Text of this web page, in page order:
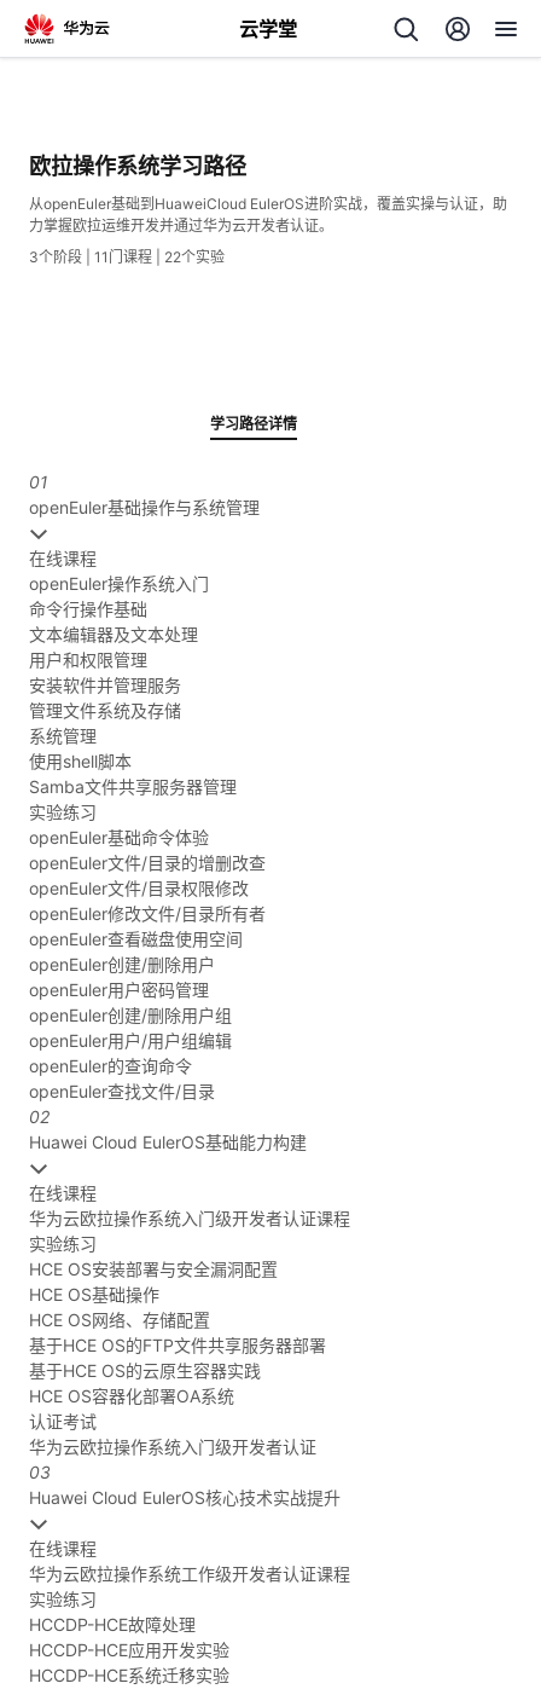
云学堂
心
学
习
路
径
在
线
课
程
云
实
验
我
的
活
动
我
的
关
注
伙
伴
赋
能
的
课
程
我
的
认
证
我
的
实
验
我
的
收
云
认
证
查
看
更
多
实
战
营
资
讯
欧拉操作系统学习路径
从openEuler基础到HuaweiCloud EulerOS进阶实战，覆盖实操与认证，助
力掌握欧拉运维开发并通过华为云开发者认证。
3个阶段 | 11门课程 | 22个实验
学习路径详情
01
openEuler基础操作与系统管理
在线课程
openEuler操作系统入门
命令行操作基础
文本编辑器及文本处理
用户和权限管理
安装软件并管理服务
管理文件系统及存储
系统管理
使用shell脚本
Samba文件共享服务器管理
实验练习
openEuler基础命令体验
openEuler文件/目录的增删改查
openEuler文件/目录权限修改
openEuler修改文件/目录所有者
openEuler查看磁盘使用空间
openEuler创建/删除用户
openEuler用户密码管理
openEuler创建/删除用户组
openEuler用户/用户组编辑
openEuler的查询命令
openEuler查找文件/目录
02
Huawei Cloud EulerOS基础能力构建
在线课程
华为云欧拉操作系统入门级开发者认证课程
实验练习
HCE OS安装部署与安全漏洞配置
HCE OS基础操作
HCE OS网络、存储配置
基于HCE OS的FTP文件共享服务器部署
基于HCE OS的云原生容器实践
HCE OS容器化部署OA系统
认证考试
华为云欧拉操作系统入门级开发者认证
03
Huawei Cloud EulerOS核心技术实战提升
在线课程
华为云欧拉操作系统工作级开发者认证课程
实验练习
HCCDP-HCE故障处理
HCCDP-HCE应用开发实验
HCCDP-HCE系统迁移实验